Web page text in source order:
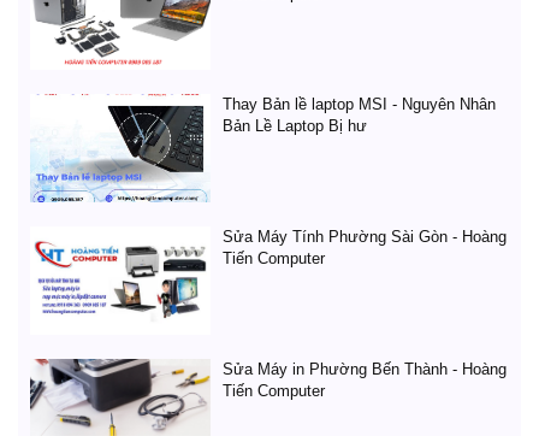
Thay Bản lề laptop MSI - Nguyên Nhân
Bản Lề Laptop Bị hư
Sửa Máy Tính Phường Sài Gòn - Hoàng
Tiến Computer
Sửa Máy in Phường Bến Thành - Hoàng
Tiến Computer